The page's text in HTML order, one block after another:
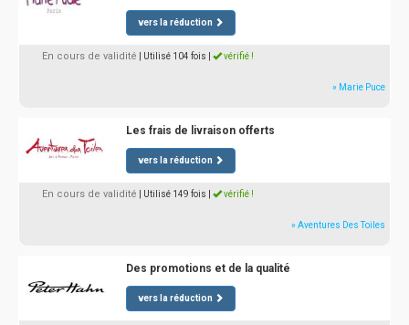
vers la réduction
En cours de validité | Utilisé 104 fois vérifié !
» Marie Puce
Les frais de livraison offerts
vers la réduction
En cours de validité | Utilisé 149 fois vérifié !
» Aventures Des Toiles
Des promotions et de la qualité
vers la réduction